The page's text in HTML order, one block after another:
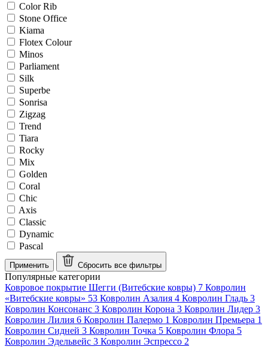
Color Rib
Stone Office
Kiama
Flotex Colour
Minos
Parliament
Silk
Superbe
Sonrisa
Zigzag
Trend
Tiara
Rocky
Mix
Golden
Coral
Chic
Axis
Classic
Dynamic
Pascal
Применить Сбросить все фильтры
Популярные категории
Ковровое покрытие Шегги (Витебские ковры) 7 Ковролин
«Витебские ковры» 53 Ковролин Азалия 4 Ковролин Гладь 3
Ковролин Консонанс 3 Ковролин Корона 3 Ковролин Лидер 3
Ковролин Лилия 6 Ковролин Палермо 1 Ковролин Премьера 1
Ковролин Сидней 3 Ковролин Точка 5 Ковролин Флора 5
Ковролин Эдельвейс 3 Ковролин Эспрессо 2